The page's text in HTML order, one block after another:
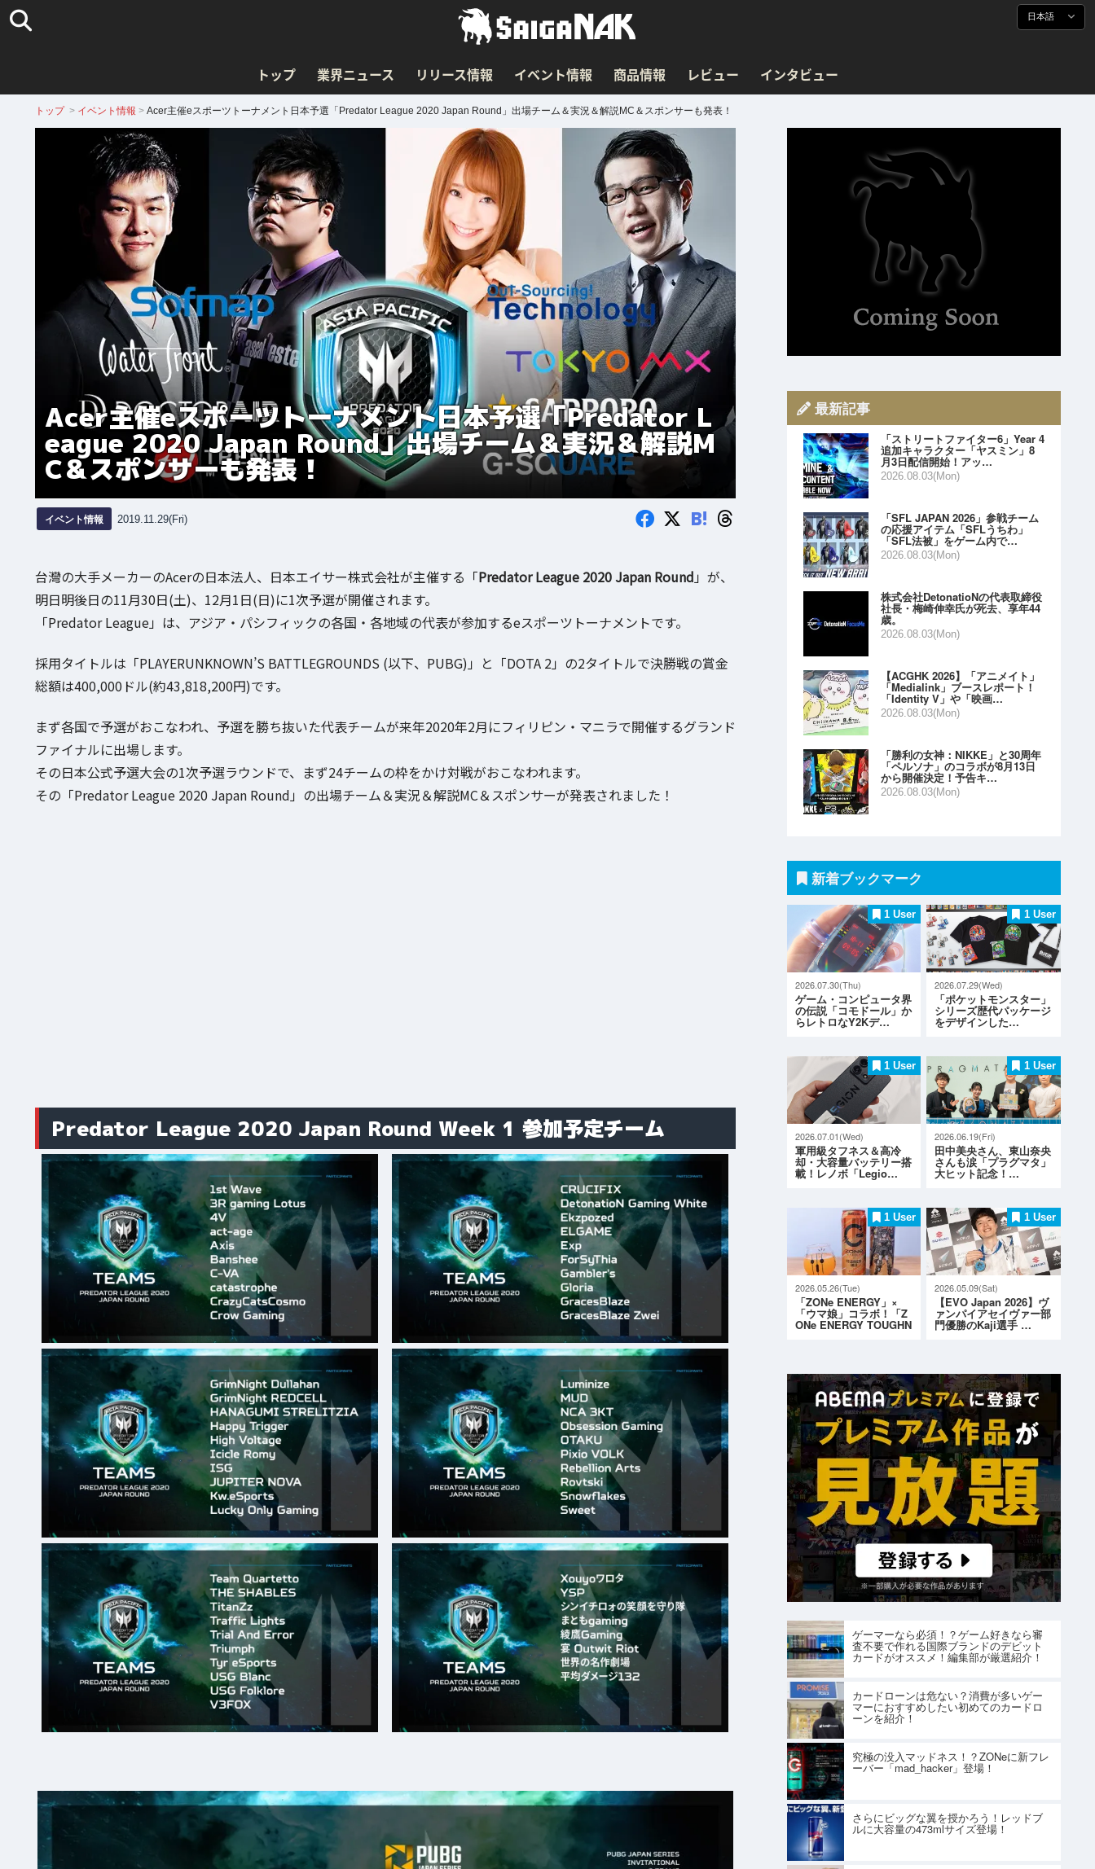
日本語
トップ 業界ニュース リリース情報 イベント情報 商品情報 レビュー インタビュー
トップ > イベント情報 > Acer主催eスポーツトーナメント日本予選「Predator League 2020 Japan Round」出場チーム＆実況＆解説MC＆スポンサーも発表！
Acer主催eスポーツトーナメント日本予選「Predator L
eague 2020 Japan Round」出場チーム＆実況＆解説M
C＆スポンサーも発表！
イベント情報 2019.11.29(Fri) B!
台灣の大手メーカーのAcerの日本法人、日本エイサー株式会社が主催する「Predator League 2020 Japan Round 」が、
明日明後日の11月30日(土)、12月1日(日)に1次予選が開催されます。
「Predator League」は、アジア・パシフィックの各国・各地域の代表が参加するeスポーツトーナメントです。
採用タイトルは「PLAYERUNKNOWN’S BATTLEGROUNDS (以下、PUBG)」と「DOTA 2」の2タイトルで決勝戦の賞金
総額は400,000ドル(約43,818,200円)です。
まず各国で予選がおこなわれ、予選を勝ち抜いた代表チームが来年2020年2月にフィリピン・マニラで開催するグランド
ファイナルに出場します。
その日本公式予選大会の1次予選ラウンドで、まず24チームの枠をかけ対戦がおこなわれます。
その「Predator League 2020 Japan Round」の出場チーム＆実況＆解説MC＆スポンサーが発表されました！
Predator League 2020 Japan Round Week 1 参加予定チーム
最新記事
「ストリートファイター6」Year 4
追加キャラクター「ヤスミン」8
月3日配信開始！アッ…
2026.08.03(Mon)
「SFL JAPAN 2026」参戦チーム
の応援アイテム「SFLうちわ」
「SFL法被」をゲーム内で…
2026.08.03(Mon)
株式会社DetonatioNの代表取締役
社長・梅崎伸幸氏が死去、享年44
歳。
2026.08.03(Mon)
【ACGHK 2026】「アニメイト」
「Medialink」ブースレポート！
「Identity V」や「映画…
2026.08.03(Mon)
「勝利の女神：NIKKE」と30周年
「ペルソナ」のコラボが8月13日
から開催決定！予告キ…
2026.08.03(Mon)
新着ブックマーク
1 User
2026.07.30(Thu)
ゲーム・コンピュータ界
の伝説「コモドール」か
らレトロなY2Kデ…
1 User
2026.07.29(Wed)
「ポケットモンスター」
シリーズ歴代パッケージ
をデザインした…
1 User
2026.07.01(Wed)
軍用級タフネス＆高冷
却・大容量バッテリー搭
載！レノボ「Legio…
1 User
2026.06.19(Fri)
田中美央さん、東山奈央
さんも涙「プラグマタ」
大ヒット記念！…
1 User
2026.05.26(Tue)
「ZONe ENERGY」×
「ウマ娘」コラボ！「Z
ONe ENERGY TOUGHN
1 User
2026.05.09(Sat)
【EVO Japan 2026】ヴ
ァンパイアセイヴァー部
門優勝のKaji選手 …
ゲーマーなら必須！？ゲーム好きなら審
査不要で作れる国際ブランドのデビット
カードがオススメ！編集部が厳選紹介！
カードローンは危ない？消費が多いゲー
マーにおすすめしたい初めてのカードロ
ーンを紹介！
究極の没入マッドネス！？ZONeに新フレ
ーバー「mad_hacker」登場！
さらにビッグな翼を授かろう！レッドブ
ルに大容量の473mlサイズ登場！